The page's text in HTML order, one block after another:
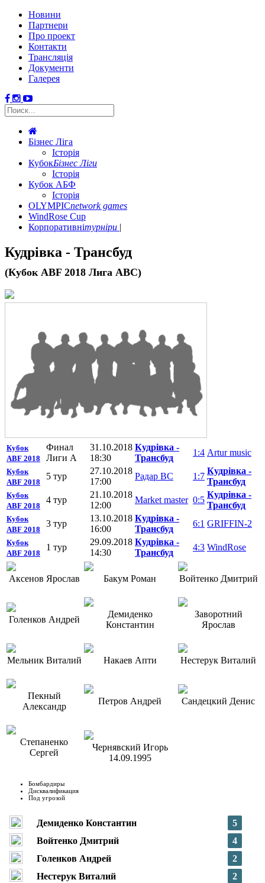
Новини
Партнери
Про проект
Контакти
Трансляція
Документи
Галерея
Бізнес Ліга
Історія
КубокБізнес Ліги
Історія
Кубок АБФ
Історія
OLYMPICnetwork games
WindRose Cup
Корпоративнітурніри
Кудрiвка - Трансбуд
(Кубок ABF 2018 Лига АBC)
Кубок
ABF 2018
Финал
Лиги А
31.10.2018
18:30
Кудрiвка -
Трансбуд
1:4 Artur music
Кубок
ABF 2018
5 тур
27.10.2018
17:00
Радар ВС 1:7
Кудрiвка -
Трансбуд
Кубок
ABF 2018
4 тур
21.10.2018
12:00
Market master 0:5
Кудрiвка -
Трансбуд
Кубок
ABF 2018
3 тур
13.10.2018
16:00
Кудрiвка -
Трансбуд
6:1 GRIFFIN-2
Кубок
ABF 2018
1 тур
29.09.2018
14:30
Кудрiвка -
Трансбуд
4:3 WindRose
Аксенов Ярослав Бакум Роман Войтенко Дмитрий
Голенков Андрей
Демиденко
Константин
Заворотний
Ярослав
Мельник Виталий Накаев Апти Нестерук Виталий
Пекный
Александр
Петров Андрей Сандецкий Денис
Степаненко
Сергей
Чернявский Игорь
14.09.1995
Бомбардиры
Дисквалификация
Под угрозой
Демиденко Константин
5
Войтенко Дмитрий
4
Голенков Андрей
2
Нестерук Виталий
2